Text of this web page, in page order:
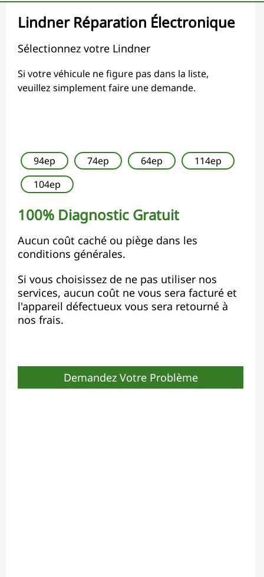
Lindner Réparation Électronique
Sélectionnez votre Lindner
Si votre véhicule ne figure pas dans la liste,
veuillez simplement faire une demande.
94ep 74ep 64ep
114ep
104ep
100% Diagnostic Gratuit
Aucun coût caché ou piège dans les
conditions générales.
Si vous choisissez de ne pas utiliser nos
services, aucun coût ne vous sera facturé et
l'appareil défectueux vous sera retourné à
nos frais.
Demandez Votre Problème